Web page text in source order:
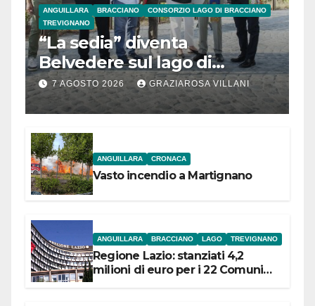
ANGUILLARA BRACCIANO
CONSORZIO LAGO DI BRACCIANO
TREVIGNANO
“La sedia” diventa
Belvedere sul lago di
Bracciano: ieri
l’inaugurazione
7 AGOSTO 2026 GRAZIAROSA VILLANI
ANGUILLARA CRONACA
Vasto incendio a Martignano
ANGUILLARA BRACCIANO LAGO TREVIGNANO
Regione Lazio: stanziati 4,2
milioni di euro per i 22 Comuni